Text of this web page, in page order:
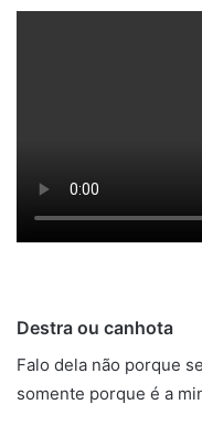
Destra ou canhota
Falo dela não porque
somente porque é a